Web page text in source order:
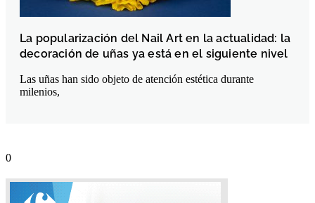
La popularización del Nail Art en la actualidad: la
decoración de uñas ya está en el siguiente nivel
Las uñas han sido objeto de atención estética durante
milenios,